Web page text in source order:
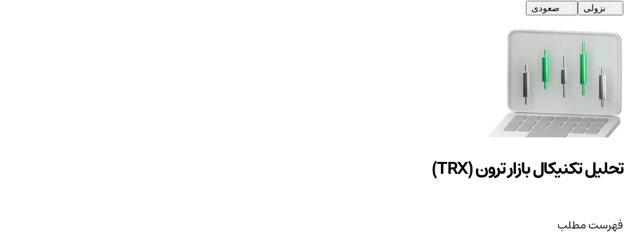
نزولی صعودی
تحلیل تکنیکال بازار ترون (TRX)
فهرست مطلب